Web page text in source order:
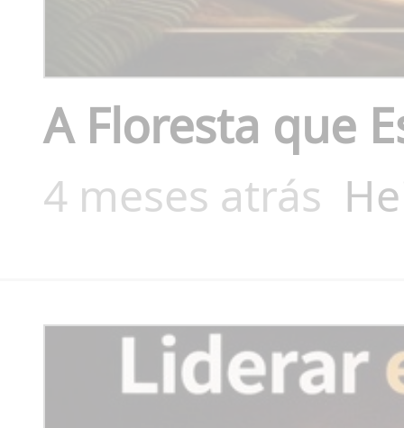
A Floresta que
4 meses atrás